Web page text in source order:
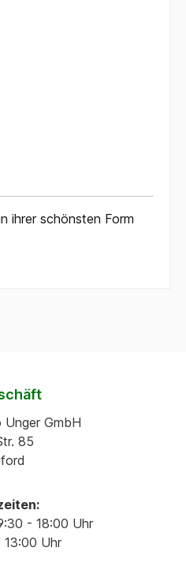
ihrer schönsten Form
Unger GmbH
85
- 18:00 Uhr
13:00 Uhr